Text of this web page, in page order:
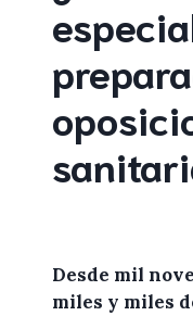
Desde mil
miles y miles